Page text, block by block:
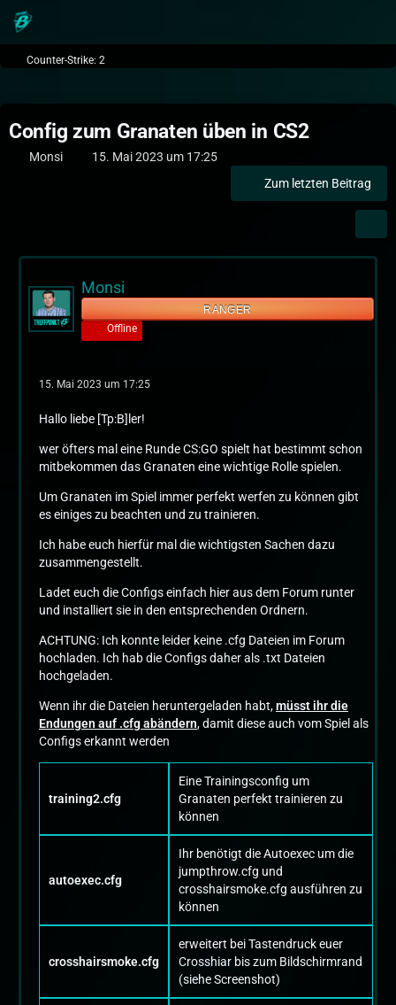
Counter-Strike: 2
Config zum Granaten üben in CS2
Monsi
15. Mai 2023 um 17:25
Zum letzten Beitrag
Monsi
RANGER
Offline
15. Mai 2023 um 17:25
Hallo liebe [Tp:B]ler!
wer öfters mal eine Runde CS:GO spielt hat bestimmt schon
mitbekommen das Granaten eine wichtige Rolle spielen.
Um Granaten im Spiel immer perfekt werfen zu können gibt
es einiges zu beachten und zu trainieren.
Ich habe euch hierfür mal die wichtigsten Sachen dazu
zusammengestellt.
Ladet euch die Configs einfach hier aus dem Forum runter
und installiert sie in den entsprechenden Ordnern.
ACHTUNG: Ich konnte leider keine .cfg Dateien im Forum
hochladen. Ich hab die Configs daher als .txt Dateien
hochgeladen.
Wenn ihr die Dateien heruntergeladen habt,müsst ihr die
Endungen auf .cfg abändern, damit diese auch vom Spiel als
Configs erkannt werden
training2.cfg
Eine Trainingsconfig um
Granaten perfekt trainieren zu
können
autoexec.cfg
Ihr benötigt die Autoexec um die
jumpthrow.cfg und
crosshairsmoke.cfg ausführen zu
können
crosshairsmoke.cfg
erweitert bei Tastendruck euer
Crosshiar bis zum Bildschirmrand
(siehe Screenshot)